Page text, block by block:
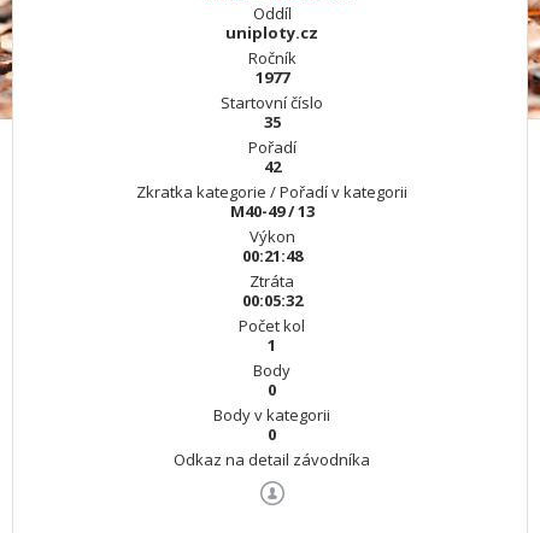
Oddíl
uniploty.cz
Ročník
1977
Startovní číslo
35
Pořadí
42
Zkratka kategorie / Pořadí v kategorii
M40-49 / 13
Výkon
00:21:48
Ztráta
00:05:32
Počet kol
1
Body
0
Body v kategorii
0
Odkaz na detail závodníka